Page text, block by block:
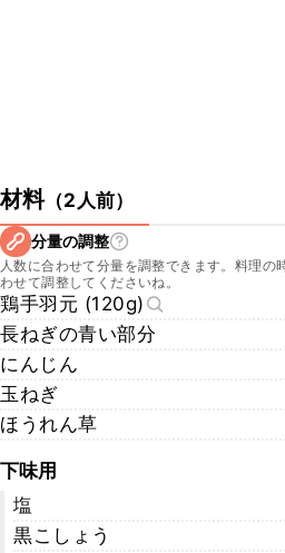
材料（2人前）
分量の調整
人数に合わせて分量を調整できます。料理の
わせて調整してくださいね。
鶏手羽元 (120g)
長ねぎの青い部分
にんじん
玉ねぎ
ほうれん草
下味用
塩
黒こしょう